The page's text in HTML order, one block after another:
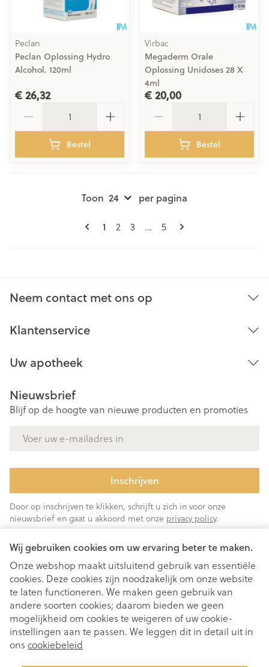
Wij gebruiken cookies om uw ervaring beter te maken.
Onze webshop maakt uitsluitend gebruik van essentiële
cookies. Deze cookies zijn noodzakelijk om onze website
te laten functioneren. We maken geen gebruik van
andere soorten cookies; daarom bieden we geen
mogelijkheid om cookies te weigeren of uw cookie-
instellingen aan te passen. We leggen dit in detail uit in
ons cookiebeleid
Peclan
Peclan Oplossing Hydro
Alcohol. 120ml
€ 26,32
Bestel
Virbac
Megaderm Orale
Oplossing Unidoses 28 X
4ml
€ 20,00
Bestel
Pagina's
U lees momenteel pagina
1 Pagina
2 Pagina
3 ... Pagina
5
Toon per pagina
Neem contact met ons op
Klantenservice
Uw apotheek
Nieuwsbrief
Blijf op de hoogte van nieuwe producten en promoties
Inschrijven
Door op inschrijven te klikken, schrijft u zich in voor onze
nieuwsbrief en gaat u akkoord met onze privacy policy.
Juridische links